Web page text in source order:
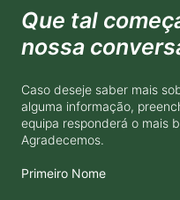
Que tal
nossa
Caso deseje saber mais
alguma informação,
equipa responderá o mais
Agradecemos.
Primeiro Nome